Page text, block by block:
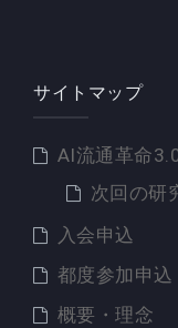
サイトマップ
AI流通革命
次回の研
入会申込
都度参加申込
概要・理念